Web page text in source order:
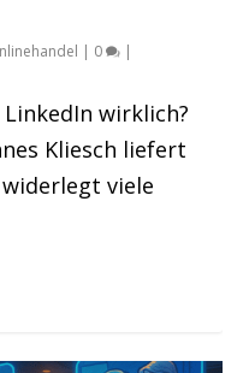
| 0 |
wirklich?
Kliesch liefert
viele